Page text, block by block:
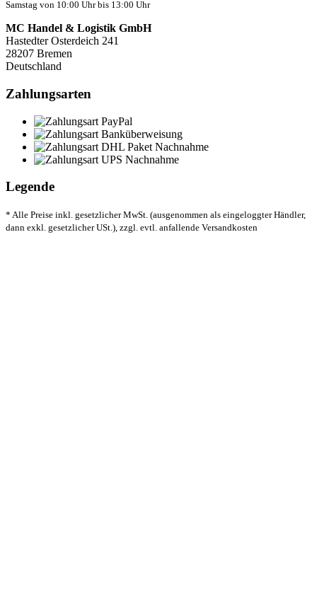
Samstag von 10:00 Uhr bis 13:00 Uhr
MC Handel & Logistik GmbH
Hastedter Osterdeich 241
28207 Bremen
Deutschland
Zahlungsarten
Legende
* Alle Preise inkl. gesetzlicher MwSt. (ausgenommen als eingeloggter Händler,
dann exkl. gesetzlicher USt.), zzgl. evtl. anfallende Versandkosten